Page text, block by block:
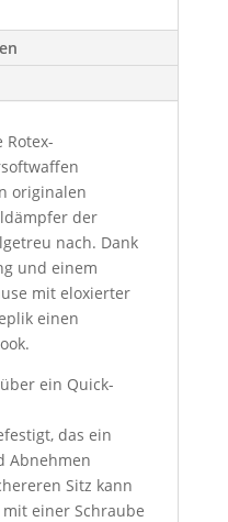
Rotex-
originalen
der
nach. Dank
und einem
mit eloxierter
einen
ein Quick-
das ein
Abnehmen
Sitz kann
einer Schraube